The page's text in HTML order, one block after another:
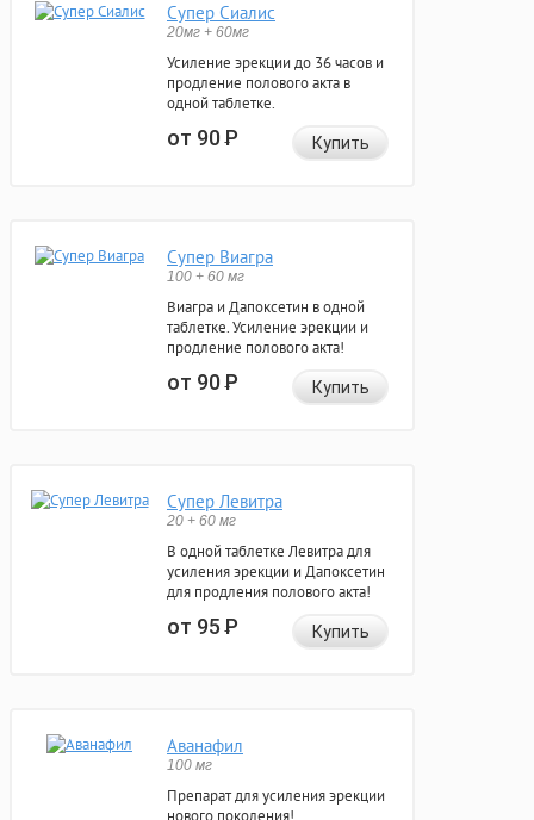
Супер Сиалис
20мг + 60мг
Усиление эрекции до 36 часов и
продление полового акта в
одной таблетке.
от 90Р Купить
Супер Виагра
100 + 60 мг
Виагра и Дапоксетин в одной
таблетке. Усиление эрекции и
продление полового акта!
от 90Р Купить
Супер Левитра
20 + 60 мг
В одной таблетке Левитра для
усиления эрекции и Дапоксетин
для продления полового акта!
от 95Р Купить
Аванафил
100 мг
Препарат для усиления эрекции